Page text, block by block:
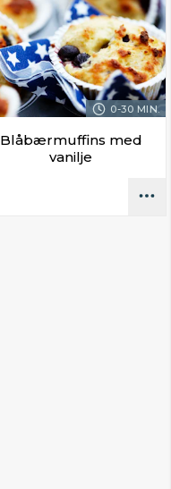
0-30 MIN.
Blåbærmuffins med
vanilje